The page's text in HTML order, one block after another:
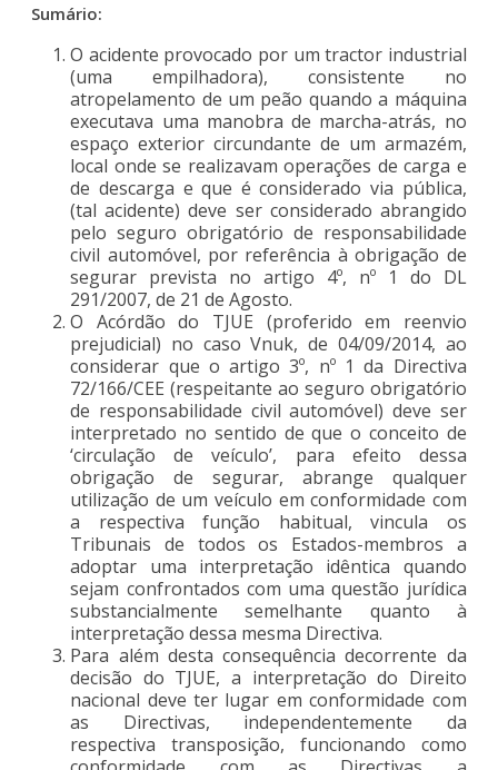
Sumário:
O acidente provocado por um tractor industrial
(uma empilhadora), consistente no
atropelamento de um peão quando a máquina
executava uma manobra de marcha-atrás, no
espaço exterior circundante de um armazém,
local onde se realizavam operações de carga e
de descarga e que é considerado via pública,
(tal acidente) deve ser considerado abrangido
pelo seguro obrigatório de responsabilidade
civil automóvel, por referência à obrigação de
segurar prevista no artigo 4º, nº 1 do DL
291/2007, de 21 de Agosto.
O Acórdão do TJUE (proferido em reenvio
prejudicial) no caso Vnuk, de 04/09/2014, ao
considerar que o artigo 3º, nº 1 da Directiva
72/166/CEE (respeitante ao seguro obrigatório
de responsabilidade civil automóvel) deve ser
interpretado no sentido de que o conceito de
‘circulação de veículo’, para efeito dessa
obrigação de segurar, abrange qualquer
utilização de um veículo em conformidade com
a respectiva função habitual, vincula os
Tribunais de todos os Estados-membros a
adoptar uma interpretação idêntica quando
sejam confrontados com uma questão jurídica
substancialmente semelhante quanto à
interpretação dessa mesma Directiva.
Para além desta consequência decorrente da
decisão do TJUE, a interpretação do Direito
nacional deve ter lugar em conformidade com
as Directivas, independentemente da
respectiva transposição, funcionando como